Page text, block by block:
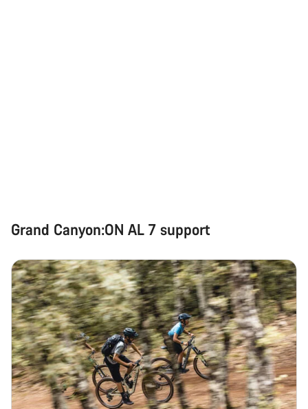
Grand Canyon:ON AL 7 support